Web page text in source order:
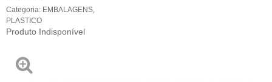
Categoria: EMBALAGENS
PLASTICO
Produto Indisponível